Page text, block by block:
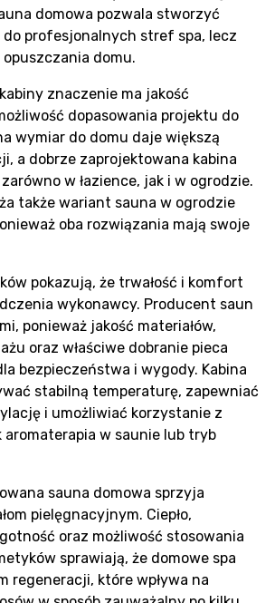
domowa pozwala stworzyć
do profesjonalnych stref spa, lecz
domu.
znaczenie ma jakość
dopasowania projektu do
wymiar do domu daje większą
a dobrze zaprojektowana kabina
w łazience, jak i w ogrodzie.
także wariant sauna w ogrodzie
oba rozwiązania mają swoje
pokazują, że trwałość i komfort
wykonawcy. Producent saun
ponieważ jakość materiałów,
oraz właściwe dobranie pieca
bezpieczeństwa i wygody. Kabina
stabilną temperaturę, zapewniać
i umożliwiać korzystanie z
w saunie lub tryb
sauna domowa sprzyja
pielęgnacyjnym. Ciepło,
oraz możliwość stosowania
sprawiają, że domowe spa
regeneracji, które wpływa na